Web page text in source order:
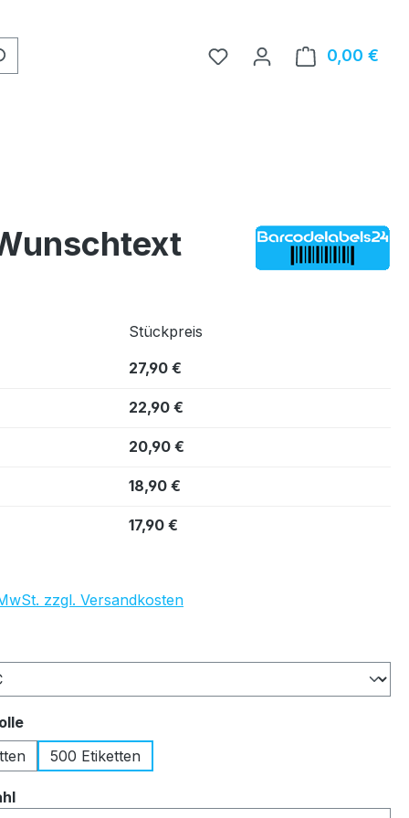
0,00 €
Stückpreis
27,90 €
22,90 €
20,90 €
18,90 €
17,90 €
zzgl. Versandkosten
auswählen
500 Etiketten
auswählen